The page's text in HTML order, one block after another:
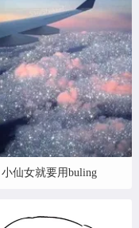
小仙女就要用buling